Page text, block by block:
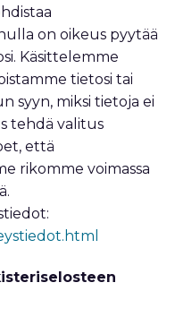
on oikeus pyytää
Käsittelemme
tietosi tai
syyn, miksi tietoja ei
tehdä valitus
että
rikomme voimassa